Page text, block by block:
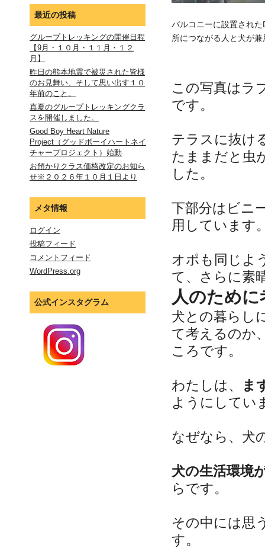
最近の投稿
グループトレッキングの開催日程
【9月・１０月・１１月・１２
月】
昨日の熊本地震で被災された皆様
のお見舞い、そして思い出す１０
年前のこと。
真夏のグループトレッキングクラ
スを開催しました。
Good Boy Heart Nature
Project（グッドボーイハートネイ
チャープロジェクト）始動
お預かりクラス価格改定のお知ら
せ※２０２６年１０月１日より
メタ情報
ログイン
投稿フィード
コメントフィード
WordPress.org
公式インスタグラム
バルコニーに設置され
所につながる人と犬が
この写真はラ
です。
テラスに抜け
たままだと虫
した。
下部分はビニ
用しています
オポも同じよ
て、さらに素
人のため
犬との暮らし
て考えるのか
ころです。
わたしは、
ま
ようにしてい
なぜなら、犬
犬の生活環境
らです。
その中には思
す。